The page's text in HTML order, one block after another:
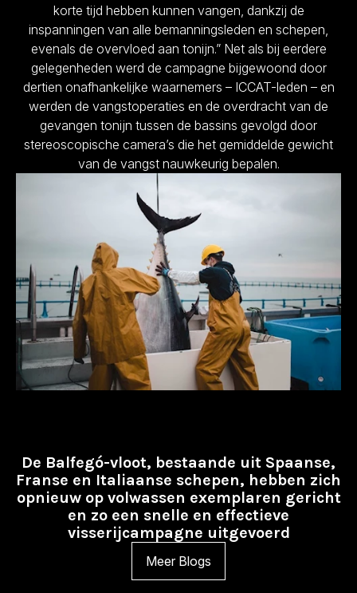
korte tijd hebben kunnen vangen, dankzij de
inspanningen van alle bemanningsleden en schepen,
evenals de overvloed aan tonijn.” Net als bij eerdere
gelegenheden werd de campagne bijgewoond door
dertien onafhankelijke waarnemers – ICCAT-leden – en
werden de vangstoperaties en de overdracht van de
gevangen tonijn tussen de bassins gevolgd door
stereoscopische camera’s die het gemiddelde gewicht
van de vangst nauwkeurig bepalen.
De Balfegó-vloot, bestaande uit Spaanse,
Franse en Italiaanse schepen, hebben zich
opnieuw op volwassen exemplaren gericht
en zo een snelle en effectieve
visserijcampagne uitgevoerd
Meer Blogs